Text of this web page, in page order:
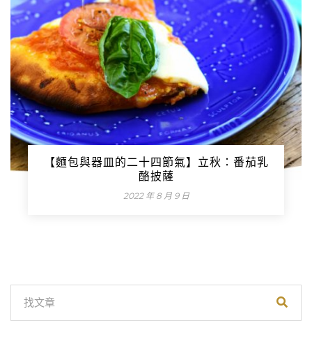
【麵包與器皿的二十四節氣】立秋：番茄乳
酪披薩
2022 年 8 月 9 日